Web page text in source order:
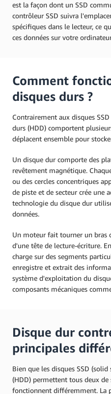
est la façon dont un SSD
contrôleur SSD suivra
spécifiques dans le lecteur, ce
ces données sur votre
Comment
disques durs ?
Contrairement aux disques
durs (HDD) comportent
déplacent ensemble pour
Un disque dur comporte des
revêtement magnétique.
ou des cercles concentriques
de piste et de secteur crée une
technologie du disque dur
données.
Un moteur fait tourner un bras
d'une tête de lecture-écriture.
charge sur des segments
enregistre et extrait des
système d'exploitation du
composants mécaniques
Disque dur
principales
Bien que les disques SSD
(HDD) permettent tous deux de
fonctionnent différemment. La